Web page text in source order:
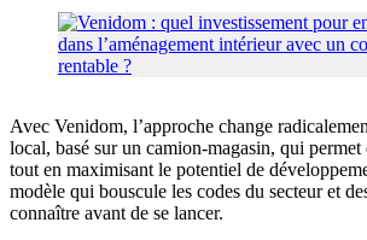
Avec Venidom, l’approche change
local, basé sur un camion-magasin, qui
tout en maximisant le potentiel de
modèle qui bouscule les codes du secteur et
connaître avant de se lancer.